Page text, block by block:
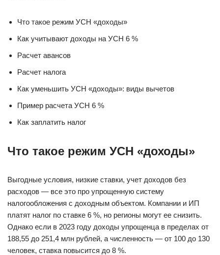
Что такое режим УСН «доходы»
Как учитывают доходы на УСН 6 %
Расчет авансов
Расчет налога
Как уменьшить УСН «доходы»: виды вычетов
Пример расчета УСН 6 %
Как заплатить налог
Что такое режим УСН «доходы»
Выгодные условия, низкие ставки, учет доходов без
расходов — все это про упрощенную систему
налогообложения с доходным объектом. Компании и ИП
платят налог по ставке 6 %, но регионы могут ее снизить.
Однако если в 2023 году доходы упрощенца в пределах от
188,55 до 251,4 млн рублей, а численность — от 100 до 130
человек, ставка повысится до 8 %.